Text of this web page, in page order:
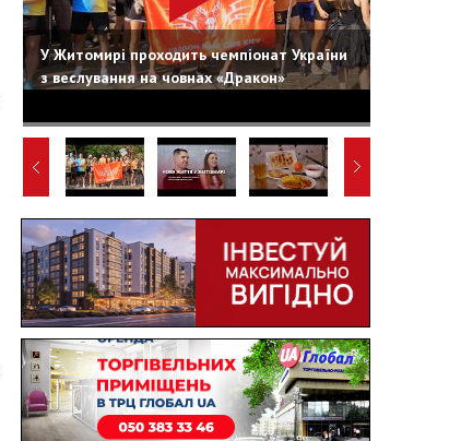
У Житомирі проходить чемпіонат України
з веслування на човнах «Дракон»